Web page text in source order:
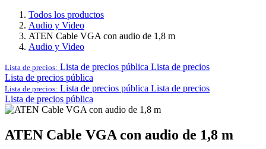
Todos los productos
Audio y Video
ATEN Cable VGA con audio de 1,8 m
Audio y Video
Lista de precios: Lista de precios pública Lista de precios
Lista de precios pública
Lista de precios: Lista de precios pública Lista de precios
Lista de precios pública
ATEN Cable VGA con audio de 1,8 m